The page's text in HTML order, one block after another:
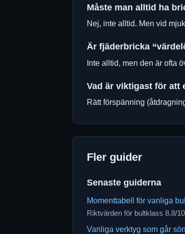
Måste man alltid ha
Nej, inte alltid. Men vid
Är fjäderbricka
Inte alltid, men den är ofta
Vad är viktigast för att
Rätt förspänning
Fler guider
Senaste guiderna
Momenttabell för vanliga
Riktvärden för bultklass 8.8/
Vanliga verktyg som går